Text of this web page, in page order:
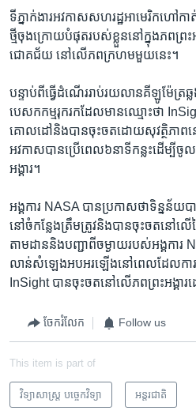
ទីភ្នាក់ងារ​អវកាស​សហរដ្ឋអាមេរិក​ហៅកា
ថ្មី​ចុងក្រោយ​បំផុត​របស់​ខ្លួន​នៅក្នុង​ភពព្រ
ជោគជ័យ នៅលើ​ភពក្រហម​មួយ​នេះ។
បន្ទាប់​ពី​ធ្វើ​ដំណើរ​រាប់រយលាន​គីឡូម៉ែត្
បេសកកម្ម​រុករក​ដែល​មាន​ឈ្មោះ​ថា
គោលដៅ​និង​បាន​ចុះចត​ដោយ​សុវត្ថិភាព​ន
អវកាស​បានប្រើ​ពេល​៦នាទីកន្លះ​ដើម្បី​
អង្គារ។
អង្គការ NASA បាន​ប្រកាស​ថា​ទិន្នន័យ​
នៅ​ចំ​កន្លែង​ត្រឹមត្រូវ​និង​បាន​ចុះចតនៅលើ​ផ្ទ
តាមដាន​និង​បញ្ជា​ពី​ចម្ងាយ​របស់​អង្គការ
លាន់​សំឡេង​អបអរ​ឡើង​នៅពេល​ដែល​ការ
InSight បាន​ចុះចត​នៅ​លើ​ភព​ព្រះអង្គ
ចែករំលែក Follow us
This item is part of
វិទ្យាសាស្ត្រ បច្ចេកវិទ្យា អន្តរជាតិ